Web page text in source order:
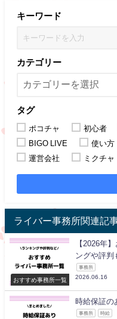
キーワード
カテゴリー
タグ
ポコチャ 初心者
BIGO LIVE
使い方
運営会社
ミクチャ
ライバー事務所関連記
おすすめ事務所一覧
【2026年
ングや評判
事務所
2026.06.16
時給保証の
事務所 時給